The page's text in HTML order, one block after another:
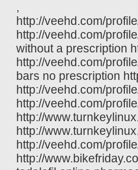
,
http://veehd.com/
http://veehd.com/
without a prescription
http://veehd.com/
bars no prescription
http://veehd.com/
http://veehd.com/
http://
http://
http://veehd.com/
http://